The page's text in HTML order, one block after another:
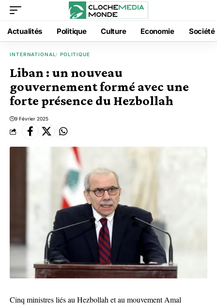
Actualités Politique Culture Economie Société
INTERNATIONAL POLITIQUE
Liban : un nouveau
gouvernement formé avec une
forte présence du Hezbollah
9 Février 2025
Cinq ministres liés au Hezbollah et au mouvement Amal